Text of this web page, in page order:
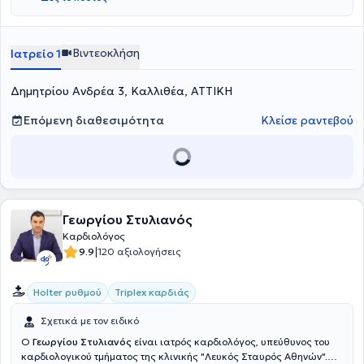
μυοκαρδιοπάθειες, τις βαλβιδοπάθειες, την αρτηριακή υπέρταση,
τη στεφανιαία νόσο και τις αρρυθμίες.
Ιατρείο 1 Βιντεοκλήση
Δημητρίου Ανδρέα 3, Καλλιθέα, ΑΤΤΙΚΗ
Επόμενη διαθεσιμότητα
Κλείσε ραντεβού
Γεωργίου Στυλιανός
Καρδιολόγος
9.9|120 αξιολογήσεις
Holter ρυθμού Triplex καρδιάς
Σχετικά με τον ειδικό
Ο Γεωργίου Στυλιανός είναι ιατρός καρδιολόγος, υπεύθυνος του
καρδιολογικού τμήματος της κλινικής "Λευκός Σταυρός Αθηνών".